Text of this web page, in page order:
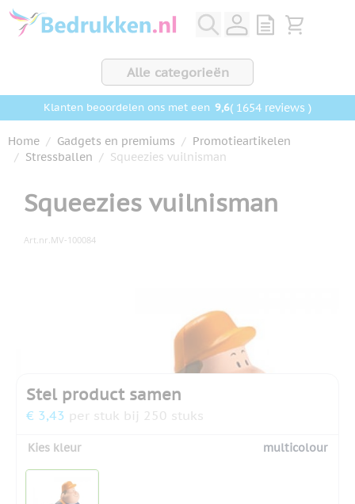
Ga naar de inhoud
View quote,
Bekijk
Alle categorieën
Klanten beoordelen ons met een 9,6( 1654 reviews )
Home / Gadgets en premiums / Promotieartikelen
/ Stressballen / Squeezies vuilnisman
Squeezies vuilnisman
Art.nr. MV-100084
Stel product samen
€ 3,43 per stuk bij 250 stuks
Kies kleur multicolour